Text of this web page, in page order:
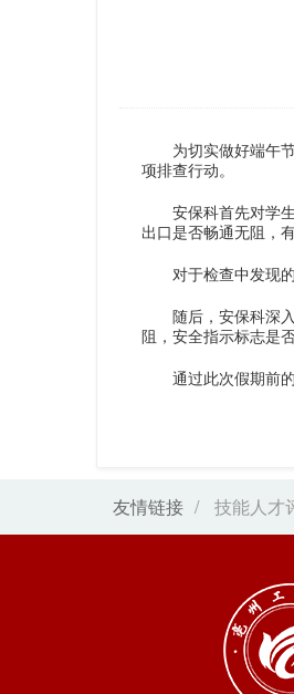
为切实做好端午
项排查行动。
安保科首先对学
出口是否畅通无阻，
对于检查中发现
随后，安保科深
阻，安全指示标志是
通过此次假期前
友情链接 / 技能人才